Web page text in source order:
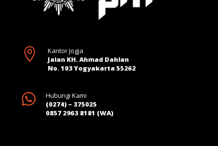

Kantor Jogja
Jalan KH. Ahmad Dahlan
No. 103 Yogyakarta 55262

Hubungi Kami
(0274) – 375025
0857 2963 8181 (WA)